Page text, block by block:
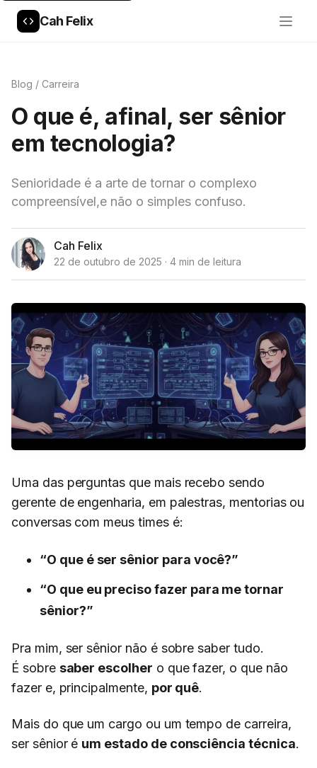
Cah Felix
Blog / Carreira
O que é, afinal, ser sênior
em tecnologia?
Senioridade é a arte de tornar o complexo
compreensível,e não o simples confuso.
Cah Felix
22 de outubro de 2025 · 4 min de leitura
Uma das perguntas que mais recebo sendo
gerente de engenharia, em palestras, mentorias ou
conversas com meus times é:
“O que é ser sênior para você?”
“O que eu preciso fazer para me tornar
sênior?”
Pra mim, ser sênior não é sobre saber tudo.
É sobre saber escolher o que fazer, o que não
fazer e, principalmente, por quê.
Mais do que um cargo ou um tempo de carreira,
ser sênior é um estado de consciência técnica.